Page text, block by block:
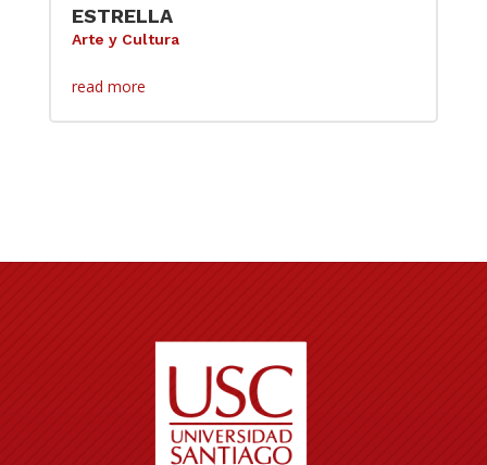
ESTRELLA
Arte y Cultura
read more